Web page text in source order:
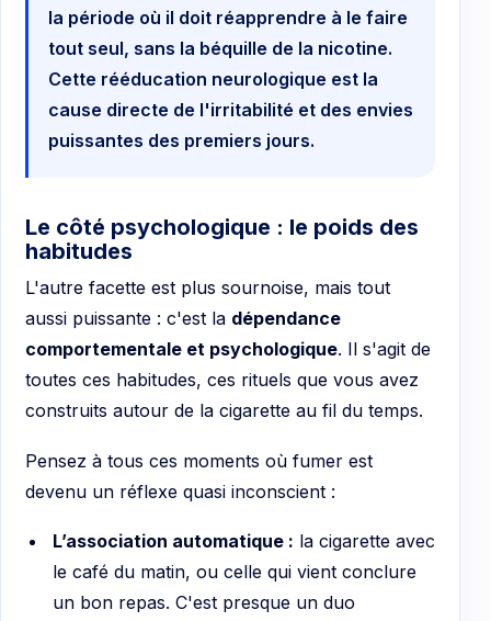
la période où il doit réapprendre à le faire
tout seul, sans la béquille de la nicotine.
Cette rééducation neurologique est la
cause directe de l'irritabilité et des envies
puissantes des premiers jours.
Le côté psychologique : le poids des
habitudes
L'autre facette est plus sournoise, mais tout
aussi puissante : c'est la dépendance
comportementale et psychologique. Il s'agit de
toutes ces habitudes, ces rituels que vous avez
construits autour de la cigarette au fil du temps.
Pensez à tous ces moments où fumer est
devenu un réflexe quasi inconscient :
L’association automatique : la cigarette avec
le café du matin, ou celle qui vient conclure
un bon repas. C'est presque un duo